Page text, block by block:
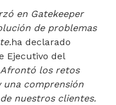
en Gatekeeper
de problemas
ha declarado
Ejecutivo del
Afrontó los retos
una comprensión
nuestros clientes.